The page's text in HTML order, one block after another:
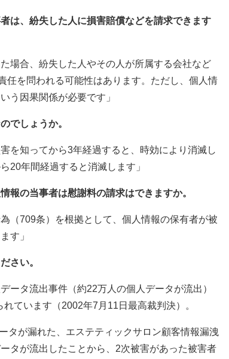
は、紛失した人に損害賠償などを請求できます
場合、紛失した人やその人が所属する会社など
任を問われる可能性はあります。ただし、個人情
う因果関係が必要です」
でしょうか。
を知ってから3年経過すると、時効により消滅し
20年間経過すると消滅します」
報の当事者は慰謝料の請求はできますか。
（709条）を根拠として、個人情報の保有者が被
す」
さい。
ータ流出事件（約22万人の個人データが流出）
ています（2002年7月11日最高裁判決）。
タが漏れた、エステティックサロン顧客情報漏洩
タが流出したことから、2次被害があった被害者